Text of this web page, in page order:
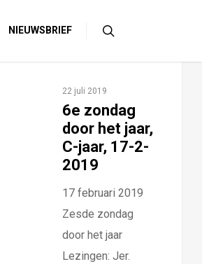
NIEUWSBRIEF
22 juli 2019
6e zondag
door het jaar,
C-jaar, 17-2-
2019
17 februari 2019
Zesde zondag
door het jaar
Lezingen: Jer.